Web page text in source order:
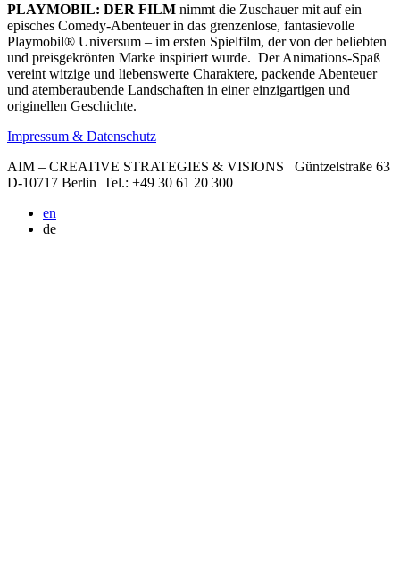
PLAYMOBIL: DER FILM nimmt die Zuschauer mit auf ein
episches Comedy-Abenteuer in das grenzenlose, fantasievolle
Playmobil® Universum – im ersten Spielfilm, der von der beliebten
und preisgekrönten Marke inspiriert wurde. Der Animations-Spaß
vereint witzige und liebenswerte Charaktere, packende Abenteuer
und atemberaubende Landschaften in einer einzigartigen und
originellen Geschichte.
Impressum & Datenschutz
AIM – CREATIVE STRATEGIES & VISIONS
Güntzelstraße 63
D-10717 Berlin Tel.: +49 30 61 20 300
en
de